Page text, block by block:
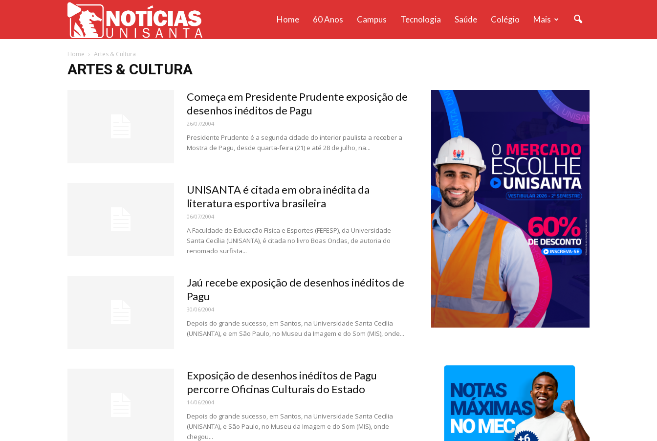
Home 60 Anos Campus Tecnologia Saúde Colégio Mais
Home Artes & Cultura
ARTES & CULTURA
Começa em Presidente Prudente exposição de
desenhos inéditos de Pagu
26/07/2004
Presidente Prudente é a segunda cidade do interior paulista a receber a
Mostra de Pagu, desde quarta-feira (21) e até 28 de julho, na...
UNISANTA é citada em obra inédita da
literatura esportiva brasileira
06/07/2004
A Faculdade de Educação Física e Esportes (FEFESP), da Universidade
Santa Cecília (UNISANTA), é citada no livro Boas Ondas, de autoria do
renomado surfista...
Jaú recebe exposição de desenhos inéditos de
Pagu
30/06/2004
Depois do grande sucesso, em Santos, na Universidade Santa Cecília
(UNISANTA), e em São Paulo, no Museu da Imagem e do Som (MIS), onde...
Exposição de desenhos inéditos de Pagu
percorre Oficinas Culturais do Estado
14/06/2004
Depois do grande sucesso, em Santos, na Universidade Santa Cecília
(UNISANTA), e São Paulo, no Museu da Imagem e do Som (MIS), onde
chegou...